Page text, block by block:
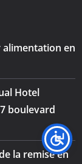
en
Hotel
boulevard
la remise en